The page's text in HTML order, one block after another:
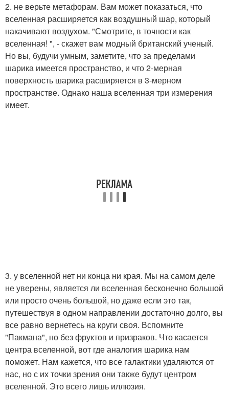
2. не верьте метафорам. Вам может показаться, что
вселенная расширяется как воздушный шар, который
накачивают воздухом. "Смотрите, в точности как
вселенная! ", - скажет вам модный британский ученый.
Но вы, будучи умным, заметите, что за пределами
шарика имеется пространство, и что 2-мерная
поверхность шарика расширяется в 3-мерном
пространстве. Однако наша вселенная три измерения
имеет.
3. у вселенной нет ни конца ни края. Мы на самом деле
не уверены, является ли вселенная бесконечно большой
или просто очень большой, но даже если это так,
путешествуя в одном направлении достаточно долго, вы
все равно вернетесь на круги своя. Вспомните
"Пакмана", но без фруктов и призраков. Что касается
центра вселенной, вот где аналогия шарика нам
поможет. Нам кажется, что все галактики удаляются от
нас, но с их точки зрения они также будут центром
вселенной. Это всего лишь иллюзия.